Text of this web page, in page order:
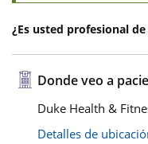
¿Es usted profesional
Donde veo a
Duke Health &
Detalles de